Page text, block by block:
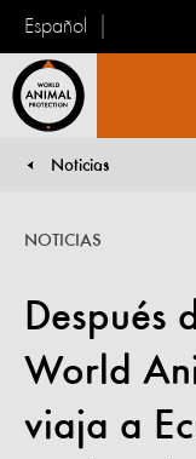
Español
Animal
Noticias
Después
World
viaja a
NOTICIAS